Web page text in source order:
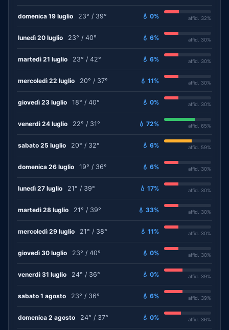
domenica 19 luglio 23° / 39° 💧 0% affid. 32%
lunedì 20 luglio 23° / 40° 💧 6% affid. 30%
martedì 21 luglio 23° / 42° 💧 6% affid. 30%
mercoledì 22 luglio 20° / 37° 💧 11% affid. 30%
giovedì 23 luglio 18° / 40° 💧 0% affid. 30%
venerdì 24 luglio 22° / 31° 💧 72% affid. 65%
sabato 25 luglio 20° / 32° 💧 6% affid. 59%
domenica 26 luglio 19° / 36° 💧 6% affid. 30%
lunedì 27 luglio 21° / 39° 💧 17% affid. 30%
martedì 28 luglio 21° / 39° 💧 33% affid. 30%
mercoledì 29 luglio 21° / 38° 💧 11% affid. 30%
giovedì 30 luglio 23° / 40° 💧 0% affid. 30%
venerdì 31 luglio 24° / 36° 💧 0% affid. 39%
sabato 1 agosto 23° / 36° 💧 6% affid. 39%
domenica 2 agosto 24° / 37° 💧 0% affid. 36%